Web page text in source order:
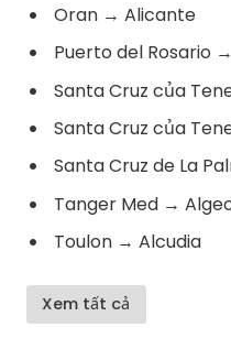
Oran → Alicante
Puerto del Rosario →
Santa Cruz của
Santa Cruz của
Santa Cruz de La
Tanger Med →
Toulon → Alcudia
Xem tất cả